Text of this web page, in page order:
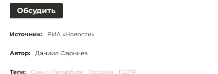
Обсудить
Источник: РИА «Новости»
Автор: Даниил Фарниев
Теги: Санкт-Петербург Госдума ЛДПР